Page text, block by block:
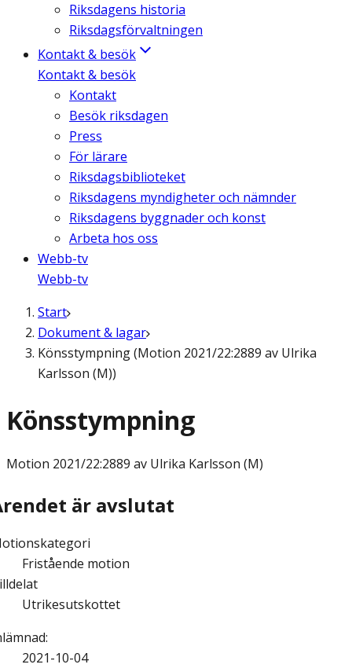
Riksdagens historia
Riksdagsförvaltningen
Kontakt & besök
Kontakt & besök
Kontakt
Besök riksdagen
Press
För lärare
Riksdagsbiblioteket
Riksdagens myndigheter och nämnder
Riksdagens byggnader och konst
Arbeta hos oss
Webb-tv
Webb-tv
Start
Dokument & lagar
Könsstympning (Motion 2021/22:2889 av Ulrika
Karlsson (M))
Könsstympning
Motion 2021/22:2889 av Ulrika Karlsson (M)
är avslutat
Fristående motion
Utrikesutskottet
:
2021-10-04